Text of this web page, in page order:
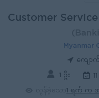
Customer
Myanmar
ကျော
1 ဦး
1 ရက် က